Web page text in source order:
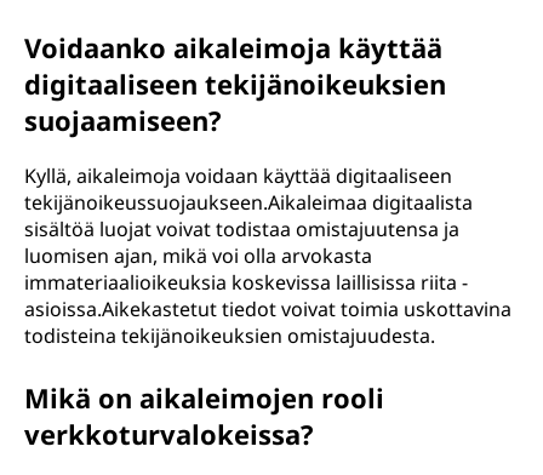
Voidaanko aikaleimoja käyttää
digitaaliseen tekijänoikeuksien
suojaamiseen?
Kyllä, aikaleimoja voidaan käyttää digitaaliseen
tekijänoikeussuojaukseen.Aikaleimaa digitaalista
sisältöä luojat voivat todistaa omistajuutensa ja
luomisen ajan, mikä voi olla arvokasta
immateriaalioikeuksia koskevissa laillisissa riita -
asioissa.Aikekastetut tiedot voivat toimia uskottavina
todisteina tekijänoikeuksien omistajuudesta.
Mikä on aikaleimojen rooli
verkkoturvalokeissa?